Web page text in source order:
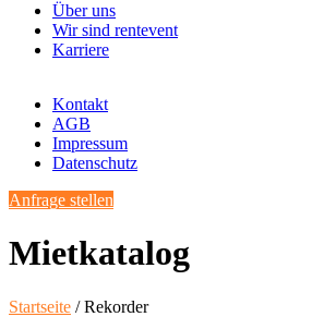
Über uns
Wir sind rentevent
Karriere
Kontakt
AGB
Impressum
Datenschutz
Anfrage stellen
Mietkatalog
Startseite / Rekorder